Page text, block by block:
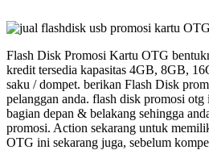
Flash Disk Promosi Kartu OTG
kredit tersedia kapasitas 4GB, 8GB,
saku / dompet. berikan Flash Disk
pelanggan anda. flash disk promosi
bagian depan & belakang sehingga
promosi. Action sekarang untuk
OTG ini sekarang juga, sebelum